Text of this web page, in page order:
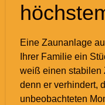
Eine Zaunanlage
Ihrer Familie ein
weiß einen stabilen
denn er verhindert,
unbeobachteten